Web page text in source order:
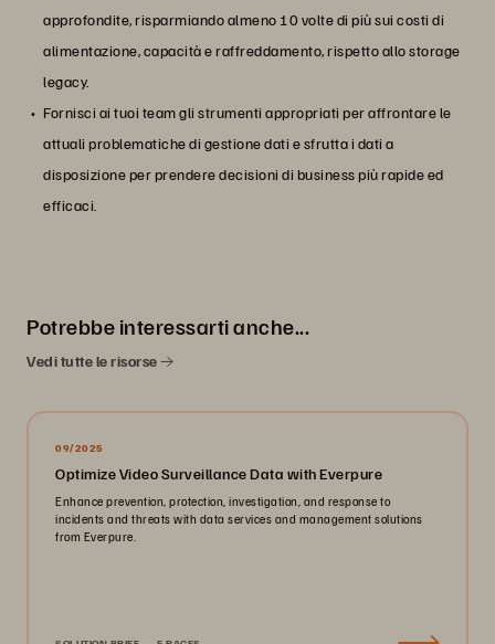
approfondite, risparmiando almeno 10 volte di più sui costi di
alimentazione, capacità e raffreddamento, rispetto allo storage
legacy.
Fornisci ai tuoi team gli strumenti appropriati per affrontare le
attuali problematiche di gestione dati e sfrutta i dati a
disposizione per prendere decisioni di business più rapide ed
efficaci.
Potrebbe interessarti anche...
Vedi tutte le risorse
09/2025
Optimize Video Surveillance Data with Everpure
Enhance prevention, protection, investigation, and response to
incidents and threats with data services and management solutions
from Everpure.